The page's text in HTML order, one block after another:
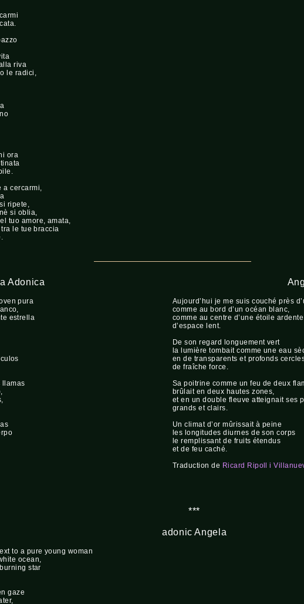
riva
le radici,
ora
a cercarmi,
ripete,
si oblia,
tuo amore, amata,
le tue braccia
Adonica
pura
estrella
llamas
Aujourd’hui je me suis couché près
comme au bord d’un océan blanc,
comme au centre d’une étoile ardente
d’espace lent.
De son regard longuement vert
la lumière tombait comme une eau
en de transparents et profonds
de fraîche force.
Sa poitrine comme un feu de deux
brûlait en deux hautes zones,
et en un double fleuve atteignait ses
grands et clairs.
Un climat d’or mûrissait à peine
les longitudes diurnes de son corps
le remplissant de fruits étendus
et de feu caché.
Traduction de Ricard Ripoll i
***
adonic Angela
to a pure young woman
ocean,
star
gaze